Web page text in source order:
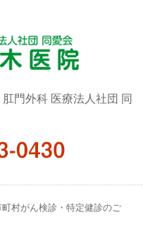
門外科 医療法人社団 同
村がん検診・特定健診のご